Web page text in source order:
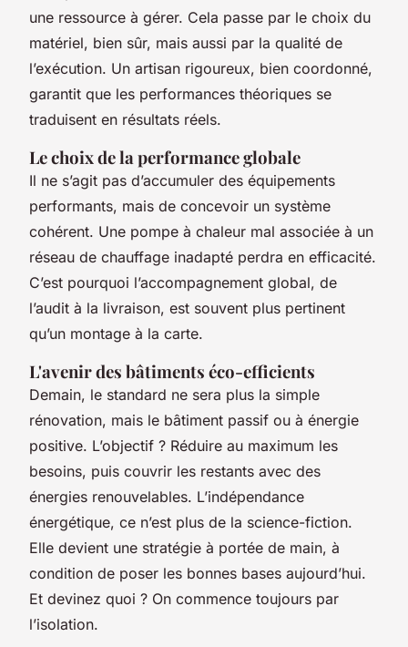
une ressource à gérer. Cela passe par le choix du
matériel, bien sûr, mais aussi par la qualité de
l’exécution. Un artisan rigoureux, bien coordonné,
garantit que les performances théoriques se
traduisent en résultats réels.
Le choix de la performance globale
Il ne s’agit pas d’accumuler des équipements
performants, mais de concevoir un système
cohérent. Une pompe à chaleur mal associée à un
réseau de chauffage inadapté perdra en efficacité.
C’est pourquoi l’accompagnement global, de
l’audit à la livraison, est souvent plus pertinent
qu’un montage à la carte.
L'avenir des bâtiments éco-efficients
Demain, le standard ne sera plus la simple
rénovation, mais le bâtiment passif ou à énergie
positive. L’objectif ? Réduire au maximum les
besoins, puis couvrir les restants avec des
énergies renouvelables. L’indépendance
énergétique, ce n’est plus de la science-fiction.
Elle devient une stratégie à portée de main, à
condition de poser les bonnes bases aujourd’hui.
Et devinez quoi ? On commence toujours par
l’isolation.